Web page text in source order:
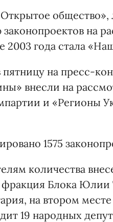
на
2003 года стала
на пресс-
внесли на
и «Регионы
1575
количества
фракция Блока
на втором
19 народных